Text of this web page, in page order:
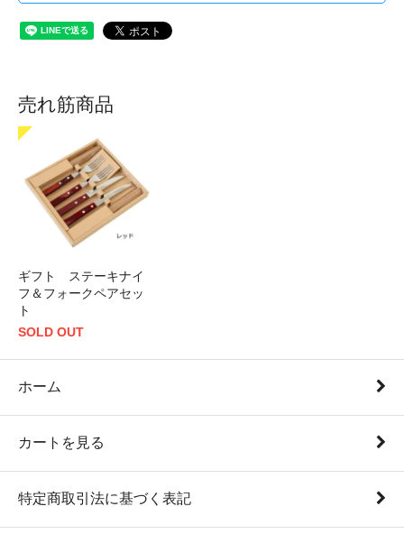
売れ筋商品
ギフト ステーキナイ
フ＆フォークペアセッ
ト
SOLD OUT
ホーム
カートを見る
特定商取引法に基づく表記